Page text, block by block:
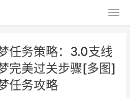
任务策略：3.0支线
完美过关步骤[多图]
任务攻略